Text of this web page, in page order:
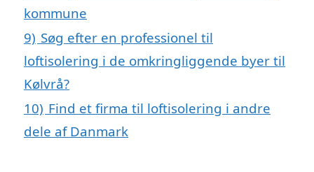
kommune
9) Søg efter en professionel til
loftisolering i de omkringliggende byer til
Kølvrå?
10) Find et firma til loftisolering i andre
dele af Danmark